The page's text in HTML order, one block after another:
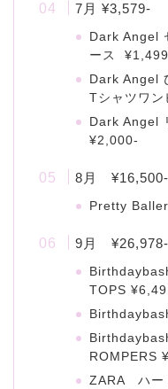
7月 ¥3,579-
Dark Angel
ース
Dark Angel
Tシャツワ
Dark Angel
¥2,000-
8月 ¥16,500-
Pretty
9月 ¥26,978-
TOPS
ROMPERS
ZARA ハー